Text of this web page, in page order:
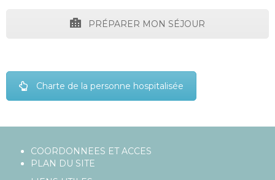
PRÉPARER MON SÉJOUR
Charte de la personne hospitalisée
COORDONNEES ET ACCES
PLAN DU SITE